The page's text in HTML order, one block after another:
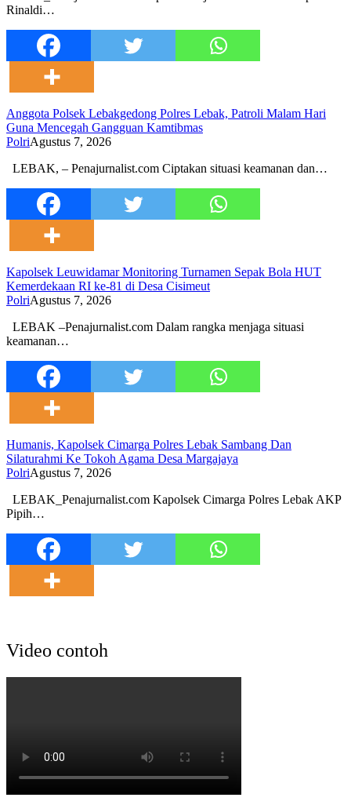
Rinaldi…
Anggota Polsek Lebakgedong Polres Lebak, Patroli Malam Hari
Guna Mencegah Gangguan Kamtibmas
PolriAgustus 7, 2026
LEBAK, – Penajurnalist.com Ciptakan situasi keamanan dan…
Kapolsek Leuwidamar Monitoring Turnamen Sepak Bola HUT
Kemerdekaan RI ke-81 di Desa Cisimeut
PolriAgustus 7, 2026
LEBAK –Penajurnalist.com Dalam rangka menjaga situasi
keamanan…
Humanis, Kapolsek Cimarga Polres Lebak Sambang Dan
Silaturahmi Ke Tokoh Agama Desa Margajaya
PolriAgustus 7, 2026
LEBAK_Penajurnalist.com Kapolsek Cimarga Polres Lebak AKP
Pipih…
Video contoh